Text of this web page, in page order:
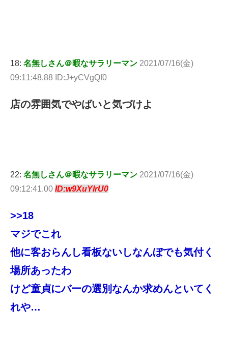
18: 名無しさん＠暇なサラリーマン 2021/07/16(金)
09:11:48.88 ID:J+yCVgQf0
店の雰囲気でやばいと気づけよ
22: 名無しさん＠暇なサラリーマン 2021/07/16(金)
09:12:41.00 ID:w9XuYlrU0
>>18
マジでこれ
他に客おらんし看板ないしなんぼでも気付く
場所あったわ
けど童貞にバーの選別なんか求めんといてく
れや…